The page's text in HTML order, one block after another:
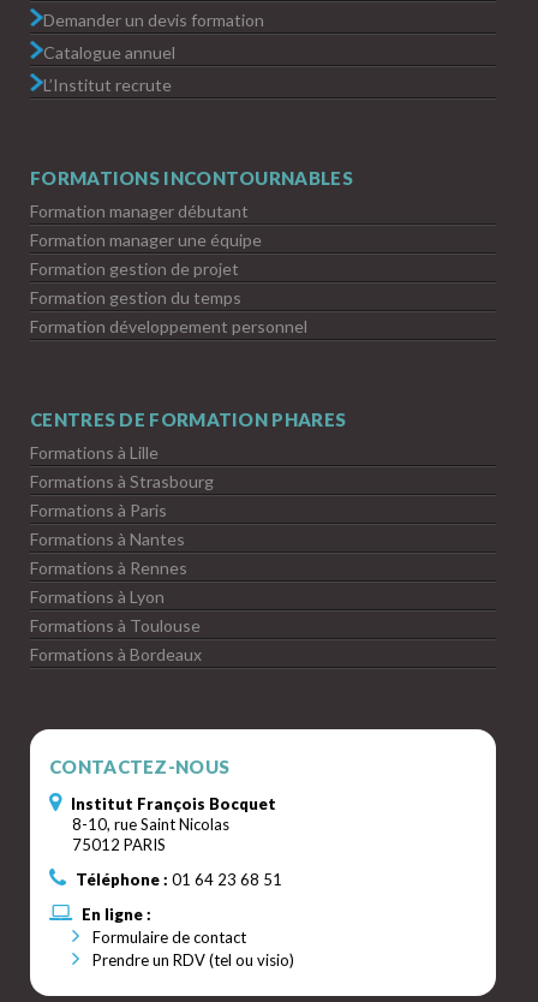
Demander un devis formation
Catalogue annuel
L’Institut recrute
FORMATIONS INCONTOURNABLES
Formation manager débutant
Formation manager une équipe
Formation gestion de projet
Formation gestion du temps
Formation développement personnel
CENTRES DE FORMATION PHARES
Formations à Lille
Formations à Strasbourg
Formations à Paris
Formations à Nantes
Formations à Rennes
Formations à Lyon
Formations à Toulouse
Formations à Bordeaux
CONTACTEZ-NOUS
Institut François Bocquet
8-10, rue Saint Nicolas
75012 PARIS
Téléphone : 01 64 23 68 51
En ligne :
Formulaire de contact
Prendre un RDV (tel ou visio)